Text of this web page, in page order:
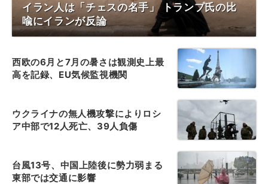
イラン人は「チェスの名手」 トランプ氏の比
喩にイランが反論
西欧の6月と7月の暑さは観測史上最
高を記録、EU気候監視機関
ウクライナの無人機攻撃によりロシ
ア中部で12人死亡、39人負傷
台風13号、中国上陸後に勢力弱まる
東部では交通に影響